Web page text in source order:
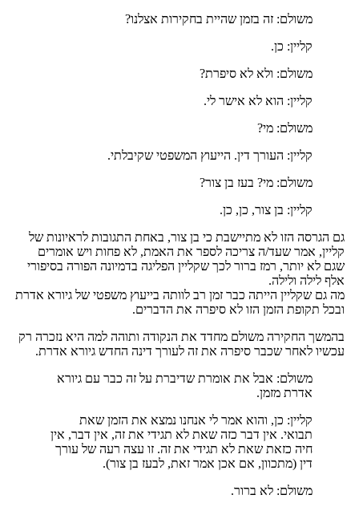
משולם: זה בזמן שהיית בחקירות אצלנו?
קליין: כן.
משולם: ולא לא סיפרת?
קליין: הוא לא אישר לי.
משולם: מי?
קליין: העורך דין. הייעוץ המשפטי שקיבלתי.
משולם: מי? בעז בן צור?
קליין: בן צור, כן, כן.
גם הגרסה הזו לא מתיישבת כי בן צור, באחת התגובות לראיונות של
קליין, אמר שעד/ה צריכה לספר את האמת, לא פחות ויש אומרים
שגם לא יותר, רמז ברור לכך שקליין הפליגה בדמיונה הפורה בסיפורי
אלף לילה ולילה.
מה גם שקליין הייתה כבר זמן רב לוותה בייעוץ משפטי של גיורא אדרת
ובכל תקופת הזמן הזו לא סיפרה את הדברים.
בהמשך החקירה משולם מחדד את הנקודה ותוהה למה היא נזכרה רק
עכשיו לאחר שכבר סיפרה את זה לעורך דינה החדש גיורא אדרת.
משולם: אבל את אומרת שדיברת על זה כבר עם גיורא
אדרת מזמן.
קליין: כן, והוא אמר לי אנחנו נמצא את הזמן שאת
תבואי. אין דבר כזה שאת לא תגידי את זה, אין דבר, אין
חיה כזאת שאת לא תגידי את זה. זו עצה רעה של עורך
דין (מתכוון, אם אכן אמר זאת, לבעז בן צור).
משולם: לא ברור.